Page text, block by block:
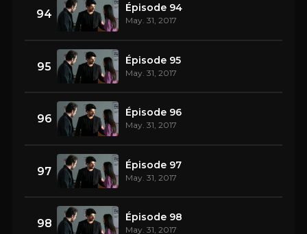
94 Épisode 94
May. 31, 2017
95 Épisode 95
May. 31, 2017
96 Épisode 96
May. 31, 2017
97 Épisode 97
May. 31, 2017
98 Épisode 98
May. 31, 2017